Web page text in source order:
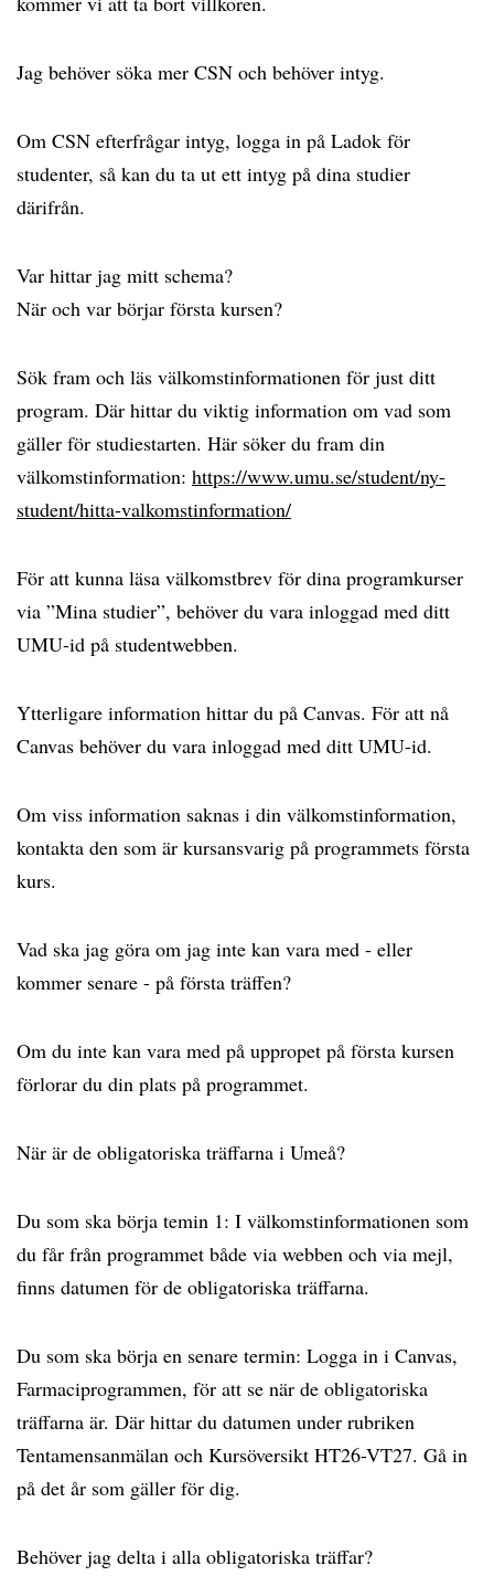
Jag behöver söka mer CSN och behöver intyg.
Om CSN efterfrågar intyg, logga in på Ladok för
studenter, så kan du ta ut ett intyg på dina studier
därifrån.
Var hittar jag mitt schema?
När och var börjar första kursen?
Sök fram och läs välkomstinformationen för just ditt
program. Där hittar du viktig information om vad som
gäller för studiestarten. Här söker du fram din
välkomstinformation: https://www.umu.se/student/ny-
student/hitta-valkomstinformation/
För att kunna läsa välkomstbrev för dina programkurser
via ”Mina studier”, behöver du vara inloggad med ditt
UMU-id på studentwebben.
Ytterligare information hittar du på Canvas. För att nå
Canvas behöver du vara inloggad med ditt UMU-id.
Om viss information saknas i din välkomstinformation,
kontakta den som är kursansvarig på programmets första
kurs.
Vad ska jag göra om jag inte kan vara med - eller
kommer senare - på första träffen?
Om du inte kan vara med på uppropet på första kursen
förlorar du din plats på programmet.
När är de obligatoriska träffarna i Umeå?
Du som ska börja temin 1: I välkomstinformationen som
du får från programmet både via webben och via mejl,
finns datumen för de obligatoriska träffarna.
Du som ska börja en senare termin: Logga in i Canvas,
Farmaciprogrammen, för att se när de obligatoriska
träffarna är. Där hittar du datumen under rubriken
Tentamensanmälan och Kursöversikt HT26-VT27. Gå in
på det år som gäller för dig.
Behöver jag delta i alla obligatoriska träffar?